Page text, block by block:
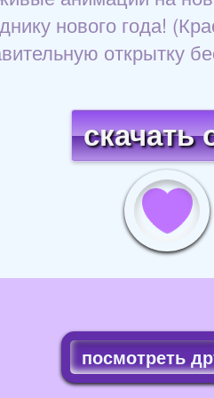
нового года!
открытку
скачать
посмотреть